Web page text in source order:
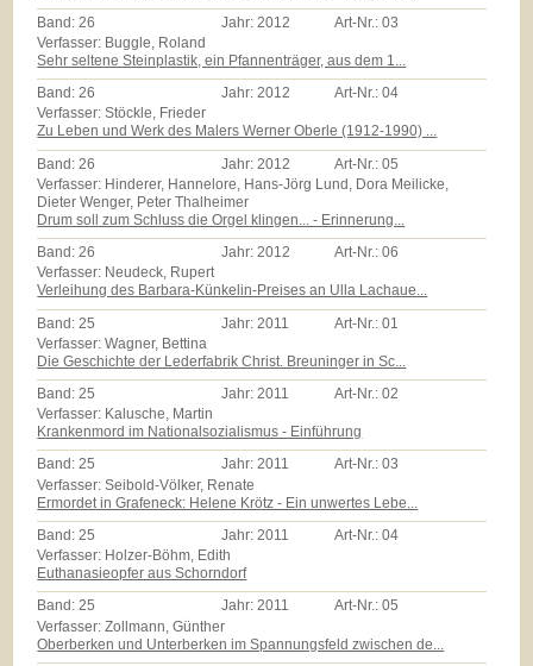
Band:26 Jahr:2012 Art-Nr.:03
Verfasser: Buggle, Roland
Sehr seltene Steinplastik, ein Pfannenträger, aus dem 1...
Band:26 Jahr:2012 Art-Nr.:04
Verfasser: Stöckle, Frieder
Zu Leben und Werk des Malers Werner Oberle (1912-1990) ...
Band: 26 Jahr: 2012 Art-Nr.:05
Verfasser: Hinderer, Hannelore, Hans-Jörg Lund, Dora Meilicke,
Dieter Wenger, Peter Thalheimer
Drum soll zum Schluss die Orgel klingen... - Erinnerung...
Band:26 Jahr:2012 Art-Nr.:06
Verfasser: Neudeck, Rupert
Verleihung des Barbara-Künkelin-Preises an Ulla Lachaue...
Band: 25 Jahr: 2011 Art-Nr.:01
Verfasser: Wagner, Bettina
Die Geschichte der Lederfabrik Christ. Breuninger in Sc...
Band:25 Jahr:2011 Art-Nr.:02
Verfasser: Kalusche, Martin
Krankenmord im Nationalsozialismus - Einführung
Band:25 Jahr:2011 Art-Nr.:03
Verfasser: Seibold-Völker, Renate
Ermordet in Grafeneck: Helene Krötz - Ein unwertes Lebe...
Band:25 Jahr:2011 Art-Nr.:04
Verfasser: Holzer-Böhm, Edith
Euthanasieopfer aus Schorndorf
Band:25 Jahr:2011 Art-Nr.:05
Verfasser: Zollmann, Günther
Oberberken und Unterberken im Spannungsfeld zwischen de...